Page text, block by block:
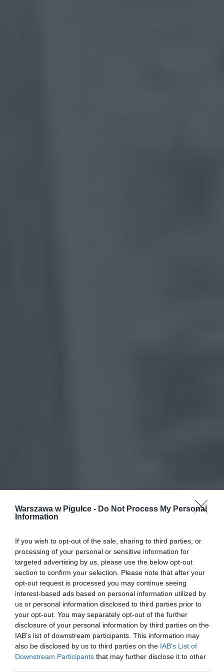
Warszawa w Pigułce - Do Not Process My Personal
Information
If you wish to opt-out of the sale, sharing to third parties, or
processing of your personal or sensitive information for
targeted advertising by us, please use the below opt-out
section to confirm your selection. Please note that after your
opt-out request is processed you may continue seeing
interest-based ads based on personal information utilized by
us or personal information disclosed to third parties prior to
your opt-out. You may separately opt-out of the further
disclosure of your personal information by third parties on the
IAB’s list of downstream participants. This information may
also be disclosed by us to third parties on the IAB’s List of
Downstream Participants that may further disclose it to other